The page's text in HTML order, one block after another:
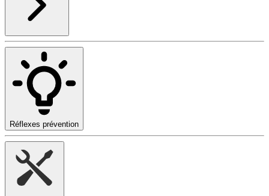
Réflexes prévention